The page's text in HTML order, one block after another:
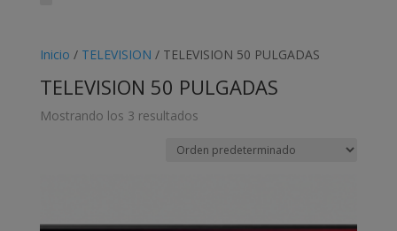
Inicio / TELEVISION / TELEVISION 50 PULGADAS
TELEVISION 50 PULGADAS
Mostrando los 3 resultados